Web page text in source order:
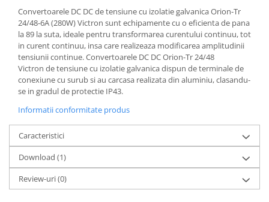
Pachete acumulatori VRLA
Sisteme de management (BMS)
Redresoare, incarcatoare si testere
Redresoare auto, moto, barci si
stationare
Surse UPS
UPS pentru centrale termice si
sisteme de urgenta - acumulator
extern
UPS Calculatoare si Servere
UPS Trifazat
Stabilizatoare Tensiune
Convertoarele DC DC de tensiune cu izolatie galvanica Orion-Tr
24/48-6A (280W) Victron sunt echipamente cu o eficienta de pana
la 89 la suta, ideale pentru transformarea curentului continuu, tot
in curent continuu, insa care realizeaza modificarea amplitudinii
tensiunii continue. Convertoarele DC DC Orion-Tr 24/48
Victron de tensiune cu izolatie galvanica dispun de terminale de
conexiune cu surub si au carcasa realizata din aluminiu, clasandu-
se in gradul de protectie IP43.
Informatii conformitate produs
Caracteristici
Download (1)
Review-uri(0)